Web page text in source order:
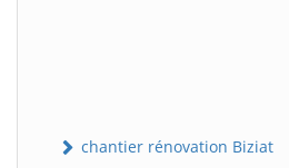
chantier rénovation Biziat